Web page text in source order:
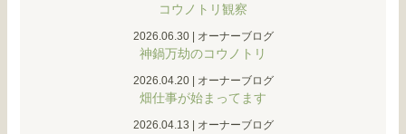
コウノトリ観察
2026.06.30| オーナーブログ
神鍋万劫のコウノトリ
2026.04.20| オーナーブログ
畑仕事が始まってます
2026.04.13 オーナーブログ